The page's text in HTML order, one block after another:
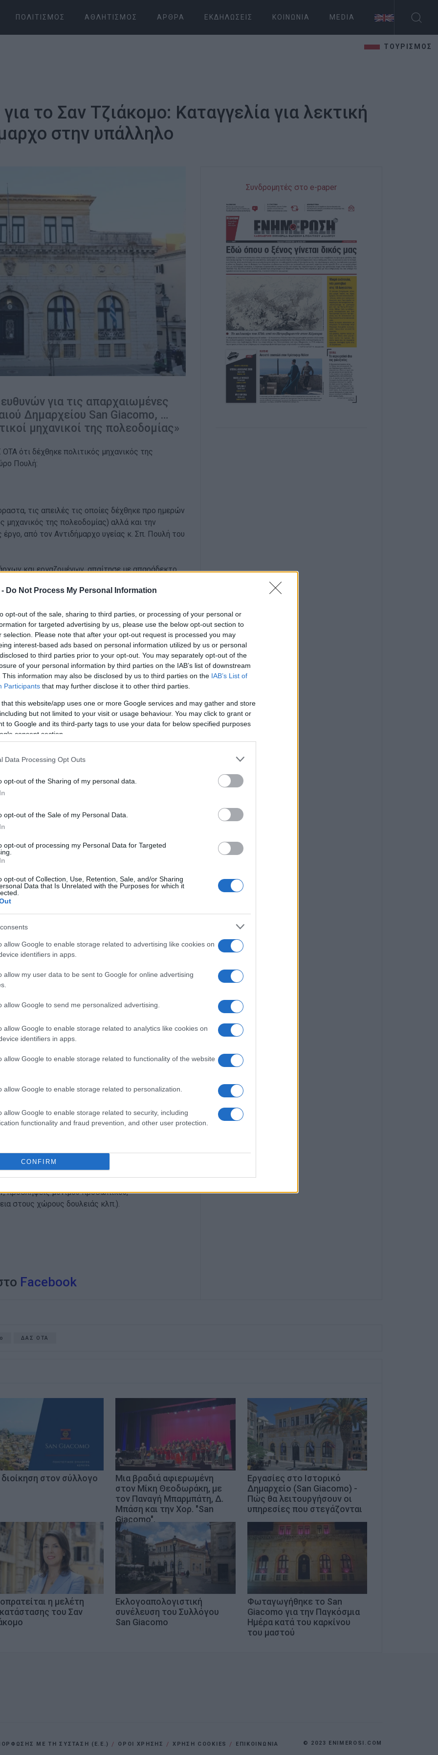
Do Not Process My Personal Information
opt-out of the sale, sharing to third parties, or processing of your personal or
for targeted advertising by us, please use the below opt-out section to
selection. Please note that after your opt-out request is processed you may
interest-based ads based on personal information utilized by us or personal
to third parties prior to your opt-out. You may separately opt-out of the
of your personal information by third parties on the IAB’s list of downstream
This information may also be disclosed by us to third parties on the IAB’s List of
Participants that may further disclose it to other third parties.
that this website/app uses one or more Google services and may gather and store
but not limited to your visit or usage behaviour. You may click to grant or
to Google and its third-party tags to use your data for below specified purposes
consent section.
Data Processing Opt Outs
opt-out of the Sharing of my personal data.
opt-out of the Sale of my Personal Data.
opt-out of processing my Personal Data for Targeted
opt-out of Collection, Use, Retention, Sale, and/or Sharing
Data that Is Unrelated with the Purposes for which it
allow Google to enable storage related to advertising like cookies on
identifiers in apps.
allow my user data to be sent to Google for online advertising
allow Google to send me personalized advertising.
allow Google to enable storage related to analytics like cookies on
identifiers in apps.
allow Google to enable storage related to functionality of the website
allow Google to enable storage related to personalization.
allow Google to enable storage related to security, including
functionality and fraud prevention, and other user protection.
CONFIRM
ΠΟΛΙΤΙΣΜΌΣ ΑΘΛΗΤΙΣΜΌΣ ΆΡΘΡΑ ΕΚΔΗΛΏΣΕΙΣ ΚΟΙΝΩΝΊΑ MEDIA
ΤΟΥΡΙΣΜΟΣ
το Σαν Τζιάκομο: Καταγγελία για λεκτική
στην υπάλληλο
για τις απαρχαιωμένες
Δημαρχείου San Giacomo, …
μηχανικοί της πολεοδομίας»
ότι δέχθηκε πολιτικός μηχανικός της
Πουλή:
τις απειλές τις οποίες δέχθηκε προ ημερών
της πολεοδομίας) αλλά και την
από τον Αντιδήμαρχο υγείας κ. Σπ. Πουλή του
και εργαζομένων, απαίτησε με απαράδεκτο
να αποσύρει το υπηρεσιακό πόρισμα το οποίο
Το πλαίσιο αυτό αφορούσε διεξαγωγή αυτοψίας
χώρων εργασίας στο Παλιό Δημαρχείο, μετά
Giacomo προς στην υπηρεσία της
την συνάδελφο μηχανικό ξεστόμισε και διάφορα
πολιτικής εμμονής ενάντια στη δημοτική
θα είχες άλλη δυσμενή αντιμετώπιση»
!)
αυτοψία της μηχανικού της Πολεοδομίας,
πενταετίας έκθεση ακαταλληλότητας (2017)
καθώς και έγγραφα (του 2015 και
κινδύνου.
κατάστασης στους χώρους και της
να αντιληφθεί το βάρος της πολιτικής
(και η σημερινή) δημοτική αρχή, για την
μηχανολογικός εξοπλισμός - πυρασφάλεια
- αποχετευτικό - εγκαταστάσεις υγιεινής
ξανά, είναι φανερό ότι και το παραπάνω
αυθαιρεσίας από πλευράς
οι οποίοι "όλως τυχαίως",
στα πλαίσια της νόμιμης συνδικαλιστικής
και παράνομη περικοπή αποδοχών του
μετακίνηση Προϊσταμένης Τμήματος
της συναδέλφου μηχανικού η οποία νόμιμα
, το οποίο της ανέθεσε η υπηρεσία της.
, πριν θρηνήσουμε κι άλλους εργαζόμενους που
τραυματιών των ΟΤΑ, κατά την διάρκεια της
..."στο κακό μας το ριζικό και στη κακιά την
αρχής, σχέδιο πολεοδομικού - τεχνικού
- υπηρεσίες και χώρους εργασίας. Να
παρεμβάσεις αποκατάστασης και
Κέρκυρας να αναλάβει τις ευθύνες της και
αγωνιστικών αποφάσεων για το σύνολο
κυβερνήσεων - δημοτικών αρχών
μισθολογικών απωλειών, επαναφορά 13ου –
προσλήψεις μόνιμου προσωπικού,
στους χώρους δουλειάς κλπ.).
Facebook
Συνδρομητές στο e-paper
ΔΑΣ ΟΤΑ
στον σύλλογο
Μια βραδιά αφιερωμένη
στον Μίκη Θεοδωράκη, με
τον Παναγή Μπαρμπάτη, Δ.
Μπάση και την Χορ. "San
Giacomo".
Εργασίες στο Ιστορικό
Δημαρχείο (San Giacomo) -
Πώς θα λειτουργήσουν οι
υπηρεσίες που στεγάζονται
η μελέτη
του Σαν
Εκλογοαπολογιστική
συνέλευση του Συλλόγου
San Giacomo
Φωταγωγήθηκε το San
Giacomo για την Παγκόσμια
Ημέρα κατά του καρκίνου
του μαστού
ΜΕ ΤΗ ΣΥΣΤΑΣΗ (Ε.Ε.) ΌΡΟΙ ΧΡΗΣΗΣ ΧΡΗΣΗ COOKIES ΕΠΙΚΟΙΝΩΝΙΑ © 2023 ENIMEROSI.COM